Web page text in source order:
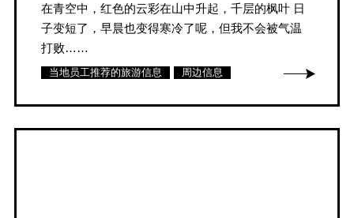
在青空中，红色的云彩在山中升起，千层的枫叶 日
子变短了，早晨也变得寒冷了呢，但我不会被气温
打败……
当地员工推荐的旅游信息 周边信息